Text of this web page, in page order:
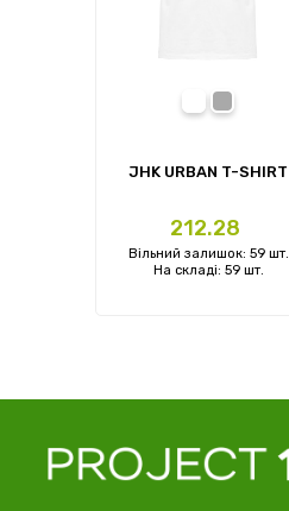
JHK URBAN T-SHIRT
Ціна
212.28
Вільний залишок: 59 шт.
На складі: 59 шт.